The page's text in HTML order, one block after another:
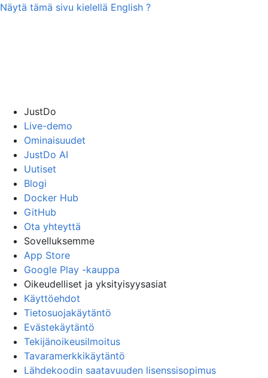
Näytä tämä sivu kielellä English ?
JustDo
Live-demo
Ominaisuudet
JustDo AI
Uutiset
Blogi
Docker Hub
GitHub
Ota yhteyttä
Sovelluksemme
App Store
Google Play -kauppa
Oikeudelliset ja yksityisyysasiat
Käyttöehdot
Tietosuojakäytäntö
Evästekäytäntö
Tekijänoikeusilmoitus
Tavaramerkkikäytäntö
Lähdekoodin saatavuuden lisenssisopimus